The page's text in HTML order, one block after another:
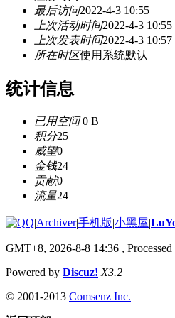
最后访问2022-4-3 10:55
上次活动时间2022-4-3 10:55
上次发表时间2022-4-3 10:57
所在时区使用系统默认
统计信息
已用空间0 B
积分25
威望0
金钱24
贡献0
流量24
|Archiver|手机版|小黑屋|
GMT+8, 2026-8-8 14:36 ,
Powered by Discuz! X3.2
© 2001-2013 Comsenz Inc.